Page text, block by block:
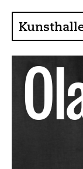
Über die
Ol